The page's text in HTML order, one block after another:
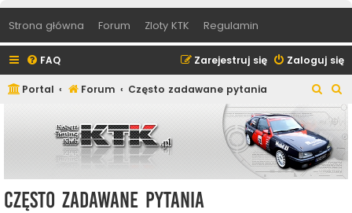
Strona główna Forum Zloty KTK Regulamin
FAQ Zaloguj się
Zarejestruj się
Portal Forum Często zadawane pytania
z
u
k
z
u
k
a
Często zadawane pytania